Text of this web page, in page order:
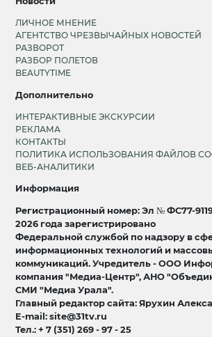
ЛИЧНОЕ МНЕНИЕ
АГЕНТСТВО ЧРЕЗВЫЧАЙНЫХ НОВОСТЕЙ
РАЗВОРОТ
РАЗБОР ПОЛЕТОВ
BEAUTYTIME
Дополнительно
ИНТЕРАКТИВНЫЕ ЭКСКУРСИИ
РЕКЛАМА
КОНТАКТЫ
ПОЛИТИКА ИСПОЛЬЗОВАНИЯ ФАЙЛОВ
ВЕБ-АНАЛИТИКИ
Информация
Регистрационный номер: Эл № ФС77-
2026 года зарегистрировано
Федеральной службой по надзору в
информационных технологий и
коммуникаций. Учредитель - ООО
компания "Медиа-Центр", АНО
СМИ "Медиа Урала".
Главный редактор сайта: Ярухин
E-mail: site@31tv.ru
Тел.: + 7 (351) 269 - 97 - 25